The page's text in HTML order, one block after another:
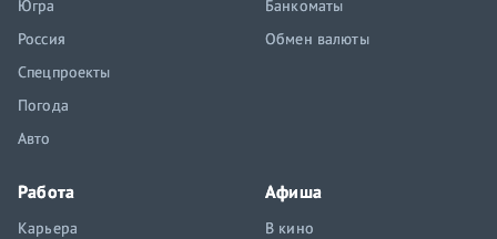
Югра
Россия
Спецпроекты
Погода
Авто
Банкоматы
Обмен валюты
Работа
Карьера
Афиша
В кино